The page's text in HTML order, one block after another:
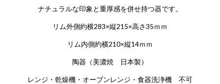
ナチュラルな印象と重厚感を併せ持つ器です。
リム外側約横283×縦215×高さ35ｍｍ
リム内側約横210×縦14ｍｍ
陶器（美濃焼 日本製）
レンジ・乾燥機・オーブンレンジ・食器洗浄機 不可